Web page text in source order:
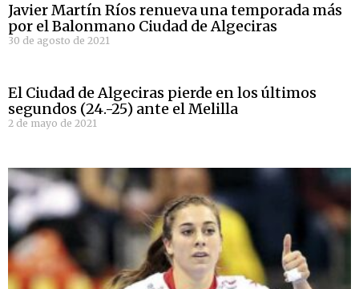
Javier Martín Ríos renueva una temporada más
por el Balonmano Ciudad de Algeciras
30 de agosto de 2021
El Ciudad de Algeciras pierde en los últimos
segundos (24.-25) ante el Melilla
2 de mayo de 2021